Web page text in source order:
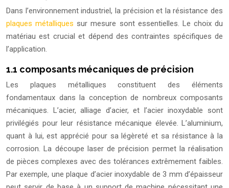
Dans l’environnement industriel, la précision et la résistance des
plaques métalliques sur mesure sont essentielles. Le choix du
matériau est crucial et dépend des contraintes spécifiques de
l’application.
1.1 composants mécaniques de précision
Les plaques métalliques constituent des éléments
fondamentaux dans la conception de nombreux composants
mécaniques. L’acier, alliage d’acier, et l’acier inoxydable sont
privilégiés pour leur résistance mécanique élevée. L’aluminium,
quant à lui, est apprécié pour sa légèreté et sa résistance à la
corrosion. La découpe laser de précision permet la réalisation
de pièces complexes avec des tolérances extrêmement faibles.
Par exemple, une plaque d’acier inoxydable de 3 mm d’épaisseur